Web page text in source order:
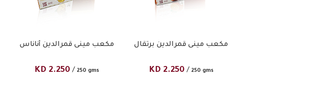
مكعب مينى قمرالدين أناناس
KD 2.250 / 250 gms
مكعب مينى قمرالدين برتقال
KD 2.250 / 250 gms